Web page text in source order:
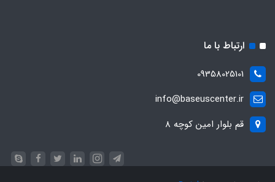
ارتباط با ما
09358025101
info@baseuscenter.ir
قم بلوار امین کوچه 8